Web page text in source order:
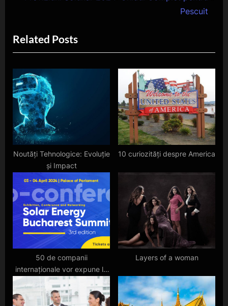
o
u
s
P
o
s
t
:
t
P
o
s
t
:
Pescuit
Related Posts
Noutăți Tehnologice: Evoluție
și Impact
10 curiozități despre America
50 de companii
internaționale vor expune la
Solar Energy Bucharest
Summit ediția a III- a
Layers of a woman